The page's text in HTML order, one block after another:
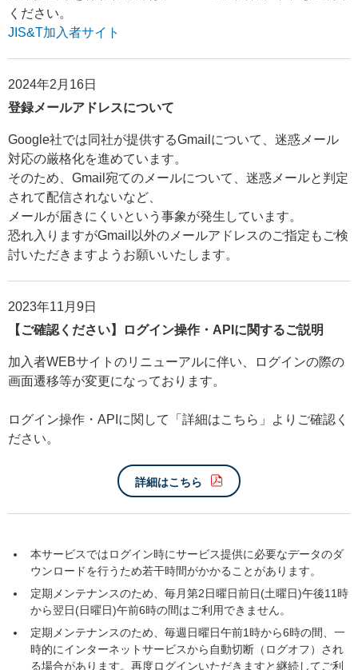
ください。
JIS&T加入者サイト
2024年2月16日
登録メールアドレスについて
Google社では同社が提供するGmailについて、迷惑メール
対応の厳格化を進めています。
そのため、Gmail宛てのメールについて、迷惑メールと判定
されて配信されないなど、
メールが届きにくいという事象が発生しています。
恐れ入りますがGmail以外のメールアドレスのご指定もご検
討いただきますようお願いいたします。
2023年11月9日
【ご確認ください】ログイン操作・APIに関するご説明
加入者WEBサイトのリニューアルに伴い、ログインの際の
画面遷移等が変更になっております。
ログイン操作・APIに関して「詳細はこちら」よりご確認く
ださい。
詳細はこちら
本サービスではログイン時にサービス提供に必要なデータのダ
ウンロードを行うため若干時間がかかることがあります。
定期メンテナンスのため、毎月第2日曜日前日(土曜日)午後11時
から翌日(日曜日)午前6時の間はご利用できません。
定期メンテナンスのため、毎週日曜日午前1時から6時の間、一
時的にインターネットサービスから自動切断（ログオフ）され
る場合があります。再度ログインいただきますと継続してご利